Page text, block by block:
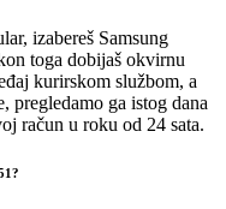
izabereš Samsung
toga dobijaš okvirnu
kurirskom službom, a
pregledamo ga istog dana
račun u roku od 24 sata.